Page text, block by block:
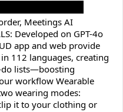
Meetings AI
Developed on GPT-4o
app and web provide
112 languages, creating
do lists—boosting
workflow Wearable
wearing modes:
it to your clothing or